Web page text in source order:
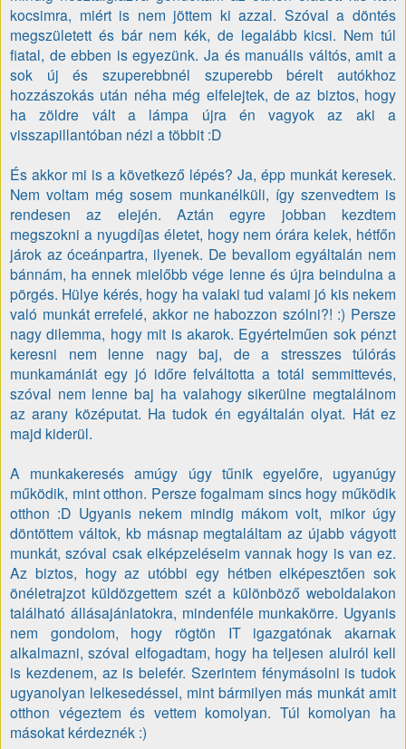
kocsimra, miért is nem jöttem ki azzal. Szóval a döntés
megszületett és bár nem kék, de legalább kicsi. Nem túl
fiatal, de ebben is egyezünk. Ja és manuális váltós, amit a
sok új és szuperebbnél szuperebb bérelt autókhoz
hozzászokás után néha még elfelejtek, de az biztos, hogy
ha zöldre vált a lámpa újra én vagyok az aki a
visszapillantóban nézi a többit :D
És akkor mi is a következő lépés? Ja, épp munkát keresek.
Nem voltam még sosem munkanélküli, így szenvedtem is
rendesen az elején. Aztán egyre jobban kezdtem
megszokni a nyugdíjas életet, hogy nem órára kelek, hétfőn
járok az óceánpartra, ilyenek. De bevallom egyáltalán nem
bánnám, ha ennek mielőbb vége lenne és újra beindulna a
pörgés. Hülye kérés, hogy ha valaki tud valami jó kis nekem
való munkát errefelé, akkor ne habozzon szólni?! :) Persze
nagy dilemma, hogy mit is akarok. Egyértelműen sok pénzt
keresni nem lenne nagy baj, de a stresszes túlórás
munkamániát egy jó időre felváltotta a totál semmittevés,
szóval nem lenne baj ha valahogy sikerülne megtalálnom
az arany középutat. Ha tudok én egyáltalán olyat. Hát ez
majd kiderül.
A munkakeresés amúgy úgy tűnik egyelőre, ugyanúgy
működik, mint otthon. Persze fogalmam sincs hogy működik
otthon :D Ugyanis nekem mindig mákom volt, mikor úgy
döntöttem váltok, kb másnap megtaláltam az újabb vágyott
munkát, szóval csak elképzeléseim vannak hogy is van ez.
Az biztos, hogy az utóbbi egy hétben elképesztően sok
önéletrajzot küldözgettem szét a különböző weboldalakon
található állásajánlatokra, mindenféle munkakörre. Ugyanis
nem gondolom, hogy rögtön IT igazgatónak akarnak
alkalmazni, szóval elfogadtam, hogy ha teljesen alulról kell
is kezdenem, az is belefér. Szerintem fénymásolni is tudok
ugyanolyan lelkesedéssel, mint bármilyen más munkát amit
otthon végeztem és vettem komolyan. Túl komolyan ha
másokat kérdeznék :)